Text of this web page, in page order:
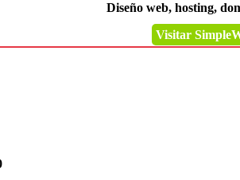
Diseño web, hosting,
Visitar